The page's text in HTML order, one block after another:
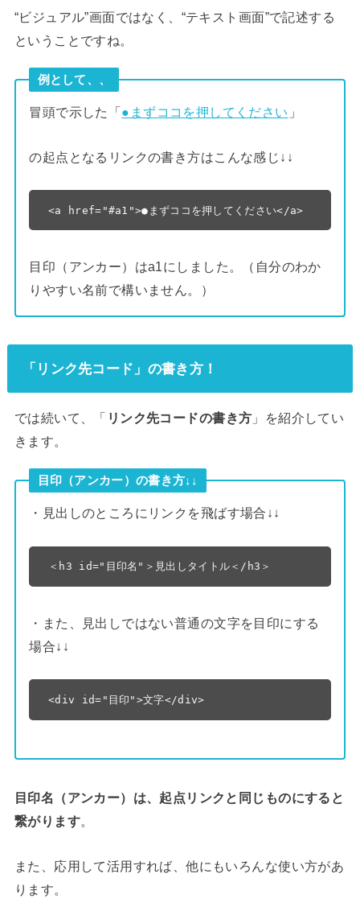
“ビジュアル”画面ではなく、“テキスト画面”で記述する
ということですね。
例として、、
冒頭で示した「●まずココを押してください 」
の起点となるリンクの書き方はこんな感じ↓↓
<a href="#a1">●まずココを押してください</a>
目印（アンカー）はa1にしました。（自分のわか
りやすい名前で構いません。）
「リンク先コード」の書き方！
では続いて、「 リンク先コードの書き方 」を紹介してい
きます。
目印（アンカー）の書き方↓↓
・見出しのところにリンクを飛ばす場合↓↓
＜h3 id="目印名"＞見出しタイトル＜/h3＞
・また、見出しではない普通の文字を目印にする
場合↓↓
<div id="目印">文字</div>
目印名（アンカー）は、起点リンクと同じものにすると
繋がります。
また、応用して活用すれば、他にもいろんな使い方があ
ります。